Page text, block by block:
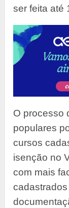
ser feita até
O processo
populares
cursos
isenção no
com mais